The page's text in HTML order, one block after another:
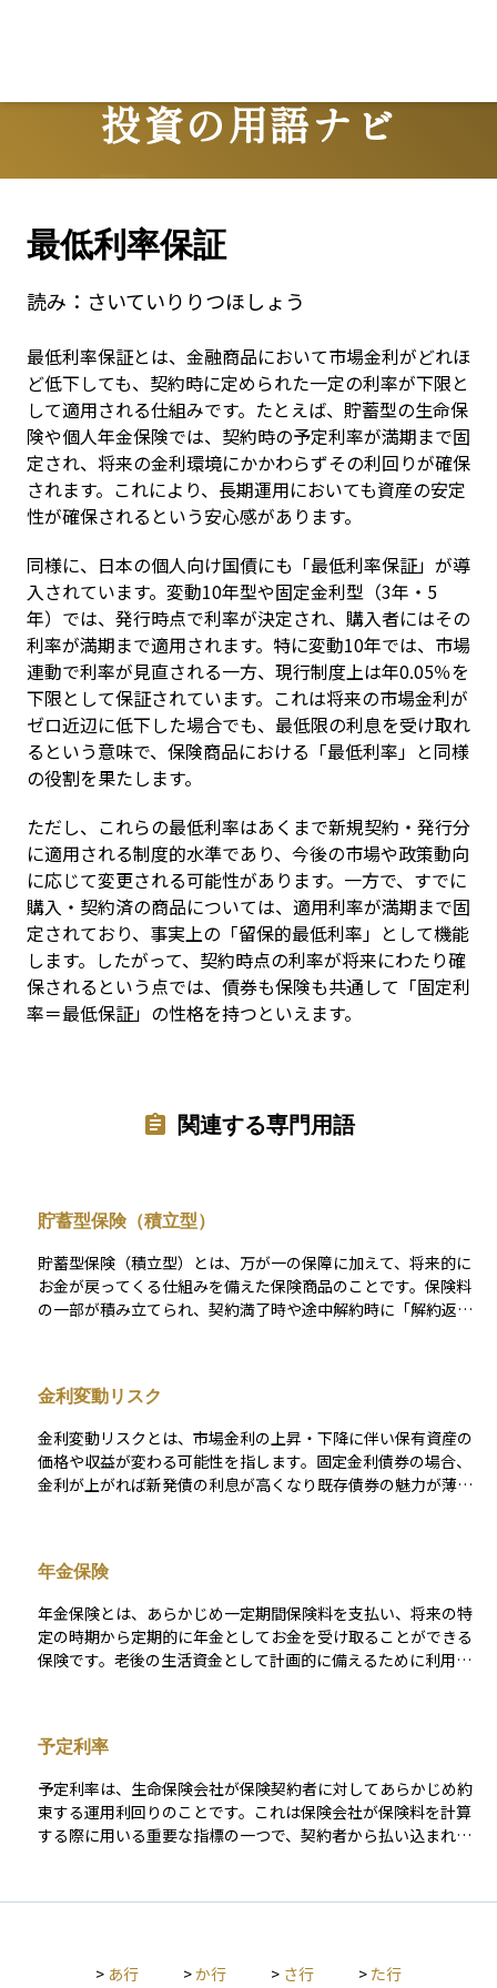
投資の用語ナビ
Terms
最低利率保証
読み： さいていりりつほしょう
最低利率保証とは、金融商品において市場金利がどれほ
ど低下しても、契約時に定められた一定の利率が下限と
して適用される仕組みです。たとえば、貯蓄型の生命保
険や個人年金保険では、契約時の予定利率が満期まで固
定され、将来の金利環境にかかわらずその利回りが確保
されます。これにより、長期運用においても資産の安定
性が確保されるという安心感があります。
同様に、日本の個人向け国債にも「最低利率保証」が導
入されています。変動10年型や固定金利型（3年・5
年）では、発行時点で利率が決定され、購入者にはその
利率が満期まで適用されます。特に変動10年では、市場
連動で利率が見直される一方、現行制度上は年0.05％を
下限として保証されています。これは将来の市場金利が
ゼロ近辺に低下した場合でも、最低限の利息を受け取れ
るという意味で、保険商品における「最低利率」と同様
の役割を果たします。
ただし、これらの最低利率はあくまで新規契約・発行分
に適用される制度的水準であり、今後の市場や政策動向
に応じて変更される可能性があります。一方で、すでに
購入・契約済の商品については、適用利率が満期まで固
定されており、事実上の「留保的最低利率」として機能
します。したがって、契約時点の利率が将来にわたり確
保されるという点では、債券も保険も共通して「固定利
率＝最低保証」の性格を持つといえます。
関連する専門用語
貯蓄型保険（積立型）
貯蓄型保険（積立型）とは、万が一の保障に加えて、将来的に
お金が戻ってくる仕組みを備えた保険商品のことです。保険料
の一部が積み立てられ、契約満了時や途中解約時に「解約返戻
のが特徴です。特に、教育資金や老後資金の準備、相続対策な
ど、目的を持った長期の計画に活用されます。 「掛け捨て型保
険」と異なり、支払った保険料が将来的に戻ってくるため、保
険と貯金の“ハイブリッド”として位置づけられる商品です。た
だし、途中解約すると元本割れするリスクがあるほか、運用利
組みで両立させたい人にとって、計画的な資産形成の手段とし
金利変動リスク
金利変動リスクとは、市場金利の上昇・下降に伴い保有資産の
価格や収益が変わる可能性を指します。固定金利債券の場合、
金利が上がれば新発債の利息が高くなり既存債券の魅力が薄れ
が長いほど同じ1％の金利変化でも値動きが大きくなる点が特徴
です。短期債は影響が小さく、長期債は大きいという感覚を持
つとリスク把握が容易になります。 金利を動かす主因は中央銀
行の政策金利変更や景気の強弱、インフレ期待であり、これら
のニュースを追うことで金利の方向性をある程度予測できま
じて価格変動をもたらすため、債券以外にも広く目配りが必要
利上昇局面で利息が増えるものも存在する一方、支払利息が膨
らむ負の側面もある点には注意が求められます。 リスクを抑え
ながらリターンを狙うには複数の打ち手があります。償還時期
格下落を抑え、低下期には長くして値上がり益を取りにいく期
を変動金利商品に振り替えて上昇メリットを享受する方法が代
年金保険
年金保険とは、あらかじめ一定期間保険料を支払い、将来の特
定の時期から定期的に年金としてお金を受け取ることができる
保険です。老後の生活資金として計画的に備えるために利用さ
複数のタイプがあります。また、運用方法によって、あらかじ
め受取額が決まっている「定額型」と、運用成果によって受取
額が変動する「変額型」があります。将来の安心を得るため
に、長期的な視点で資金を準備する手段として有効です。
予定利率
予定利率は、生命保険会社が保険契約者に対してあらかじめ約
束する運用利回りのことです。これは保険会社が保険料を計算
する際に用いる重要な指標の一つで、契約者から払い込まれた
率が高い場合は保険料が安くなり、低い場合は高くなります。
利率の決定方法は、まず金融庁が国債の利回りなどを参考に
> あ行 >か行 > さ行 > た行